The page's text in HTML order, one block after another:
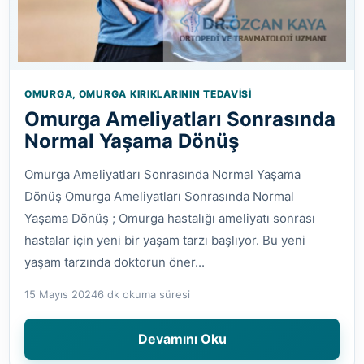
OMURGA, OMURGA KIRIKLARININ TEDAVISI
Omurga Ameliyatları Sonrasında
Normal Yaşama Dönüş
Omurga Ameliyatları Sonrasında Normal Yaşama
Dönüş Omurga Ameliyatları Sonrasında Normal
Yaşama Dönüş ; Omurga hastalığı ameliyatı sonrası
hastalar için yeni bir yaşam tarzı başlıyor. Bu yeni
yaşam tarzında doktorun öner...
15 Mayıs 20246 dk okuma süresi
Devamını Oku